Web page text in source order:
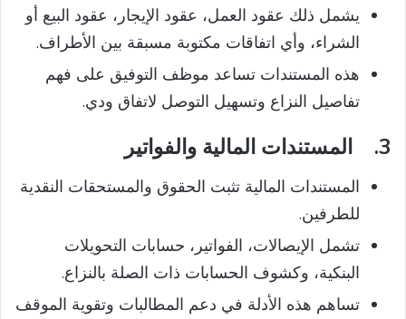
يشمل ذلك عقود العمل، عقود الإيجار، عقود البيع أو
الشراء، وأي اتفاقات مكتوبة مسبقة بين الأطراف.
هذه المستندات تساعد موظف التوفيق على فهم
تفاصيل النزاع وتسهيل التوصل لاتفاق ودي.
3. المستندات المالية والفواتير
المستندات المالية تثبت الحقوق والمستحقات النقدية
للطرفين.
تشمل الإيصالات، الفواتير، حسابات التحويلات
البنكية، وكشوف الحسابات ذات الصلة بالنزاع.
تساهم هذه الأدلة في دعم المطالبات وتقوية الموقف